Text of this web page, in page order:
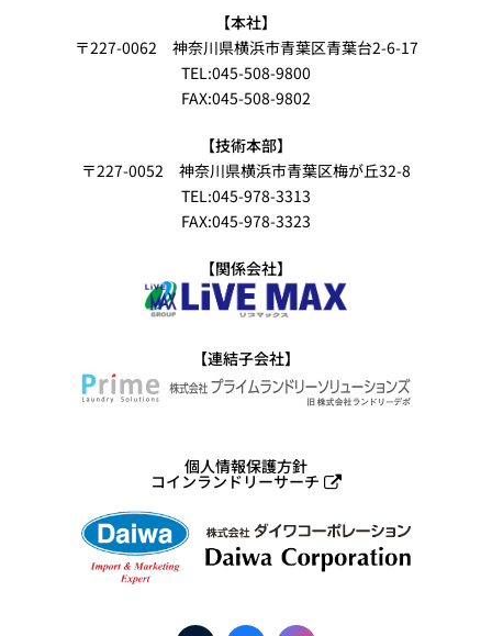
個人情報保護方針
コインランドリーサーチ
【本社】
〒227-0062 神奈川県横浜市青葉区青葉台2-6-17
TEL:045-508-9800
FAX:045-508-9802
【技術本部】
〒227-0052 神奈川県横浜市青葉区梅が丘32-8
TEL:045-978-3313
FAX:045-978-3323
【関係会社】
【連結子会社】